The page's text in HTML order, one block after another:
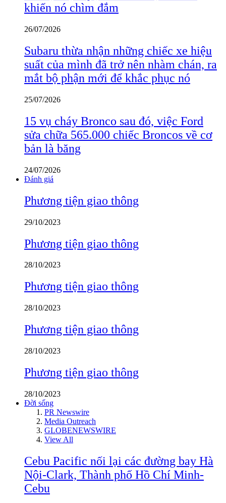
khiến nó chìm đắm
26/07/2026
Subaru thừa nhận những chiếc xe hiệu
suất của mình đã trở nên nhàm chán, ra
mắt bộ phận mới để khắc phục nó
25/07/2026
15 vụ cháy Bronco sau đó, việc Ford
sửa chữa 565.000 chiếc Broncos về cơ
bản là băng
24/07/2026
Đánh giá
Phương tiện giao thông
29/10/2023
Phương tiện giao thông
28/10/2023
Phương tiện giao thông
28/10/2023
Phương tiện giao thông
28/10/2023
Phương tiện giao thông
28/10/2023
Đời sống
PR Newswire
Media Outreach
GLOBENEWSWIRE
View All
Cebu Pacific nối lại các đường bay Hà
Nội-Clark, Thành phố Hồ Chí Minh-
Cebu